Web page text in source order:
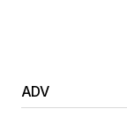
ADV